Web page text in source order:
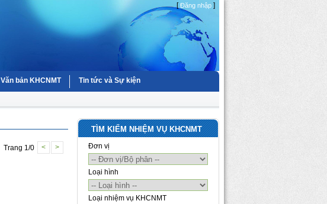
[Đăng nhập ]
Văn bản KHCNMT Tin tức và Sự kiện
Trang 1/0 < >
TÌM KIẾM NHIỆM VỤ KHCNMT
Đơn vị
Loại hình
Loại nhiệm vụ KHCNMT